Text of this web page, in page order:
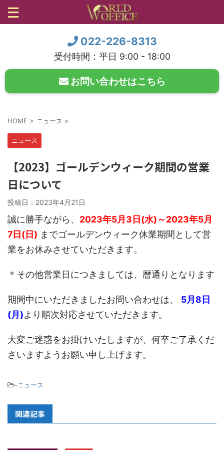
お問い合わせはこちら
022-226-8313
受付時間：平日 9:00 - 18:00
HOME > ニュース >
ニュース
【2023】ゴールデンウィーク期間の営業
日について
投稿日： 2023年4月21日
誠に勝手ながら、 2023年5月3日(水)～2023年5月
7日(日) までゴールデンウィーク休業期間として営
業をお休みさせていただきます。
＊その他営業日につきましては、暦通りとなります
期間中にいただきましたお問い合わせは、 5月8日
(月)より順次対応させていただきます。
大変ご迷惑をお掛けいたしますが、何卒ご了承くだ
さいますようお願い申し上げます。
-ニュース
関連記事